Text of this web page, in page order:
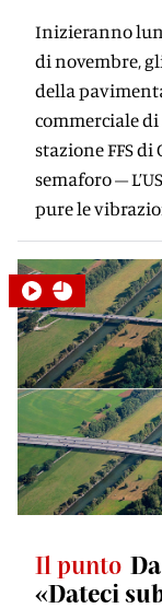
Inizieranno
di novembre,
della
commerciale
stazione FFS
semaforo –
pure le
Il punto
«Dateci